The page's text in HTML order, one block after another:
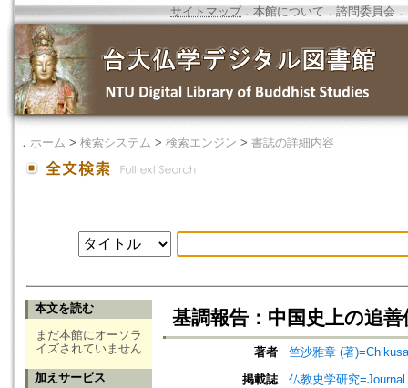
サイトマップ．本館について ． 諮問委員会 ．
． ホーム > 検索システム > 検索エンジン > 書誌の詳細内容
本文を読む
まだ本館にオーソラ
イズされていません
加えサービス
基調報告：中国史上の追善
著者
竺沙雅章 (著
掲載誌
仏教史学研究